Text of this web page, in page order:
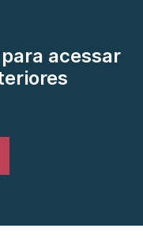
acessar